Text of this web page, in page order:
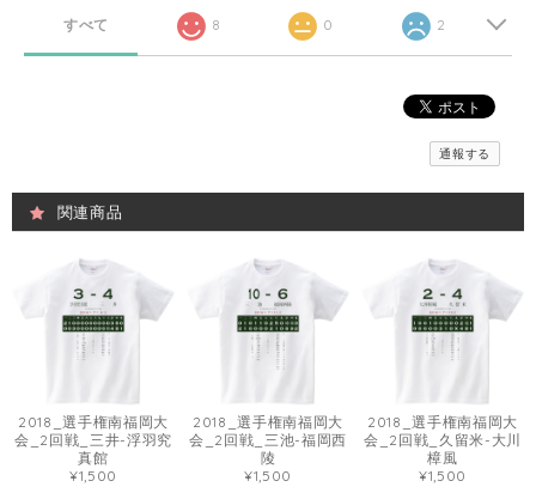
すべて 8 0 2
通報する
関連商品
2018_選手権南福岡大
会_2回戦_三井-浮羽究
真館
¥1,500
2018_選手権南福岡大
会_2回戦_三池-福岡西
陵
¥1,500
2018_選手権南福岡大
会_2回戦_久留米-大川
樟風
¥1,500